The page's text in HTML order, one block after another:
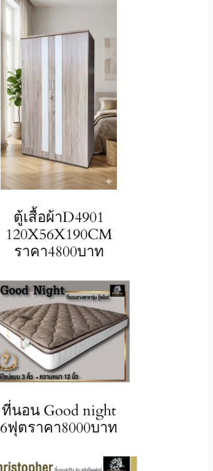
ตู้เสื้อผ้าD4901
120X56X190CM
ราคา4800บาท
ที่นอน Good night
6ฟุตราคา8000บาท